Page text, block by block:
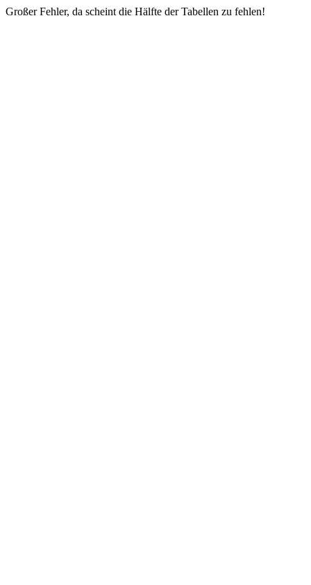
Großer Fehler, da scheint die Hälfte der Tabellen zu fehlen!